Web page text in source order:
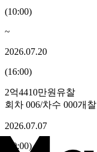
(10:00)
~
2026.07.20
(16:00)
2억4410만원 유찰
회차 006/차수 000개찰
2026.07.07
10:00)